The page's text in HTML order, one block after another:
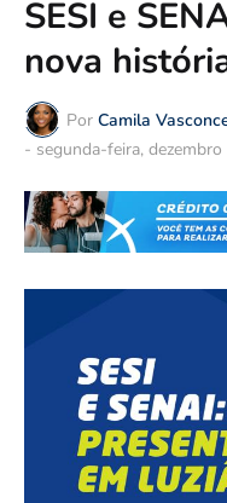
SESI e
nova
Por Camila
- segunda-feira,